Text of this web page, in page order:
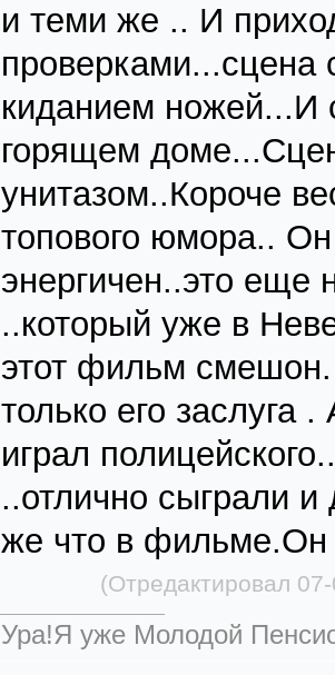
и теми же .. И
проверками...сцена
киданием ножей...И
горящем
унитазом..Короче
топового юмора..
энергичен..это еще
..который уже в
этот фильм
только его заслуга
играл
..отлично сыграли
же что в фильме.Он
(Отредактировал
Ура!Я уже Молодой